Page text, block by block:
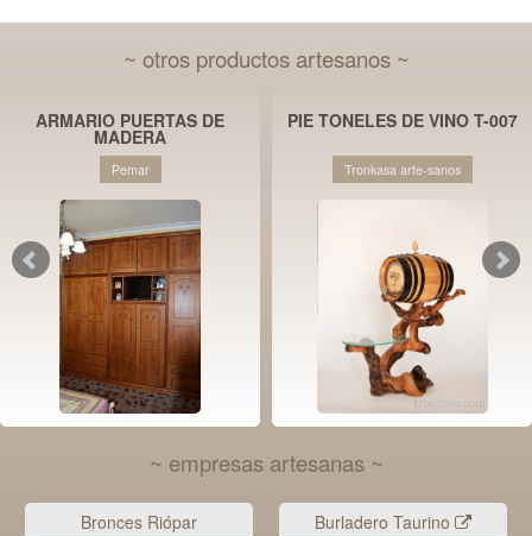
~ otros productos artesanos ~
ARMARIO PUERTAS DE
MADERA
Pemar
PIE TONELES DE VINO T-007
Tronkasa arte-sanos
~ empresas artesanas ~
Bronces Riópar
Burladero Taurino